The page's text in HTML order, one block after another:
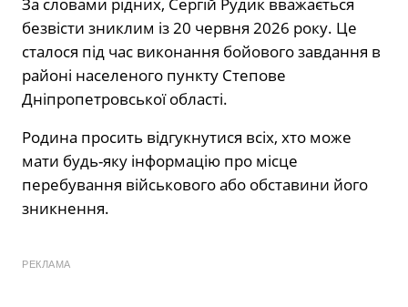
безвісти зниклим із 20 червня 2026 року. Це
сталося під час виконання бойового завдання в
районі населеного пункту Степове
Дніпропетровської області.
Родина просить відгукнутися всіх, хто може
мати будь-яку інформацію про місце
перебування військового або обставини його
зникнення.
РЕКЛАМА